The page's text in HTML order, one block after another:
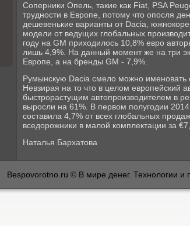
Соперники Опель, такие как Fiat, PSA
трудности в Европе, потому что опосля
дешевенькие варианты от Dacia,
модели от ведущих глобальных
году на GM приходилось 10,8% евро
лишь 4,9%. На данный момент же на три
Европе, а на бренды GM - 7,9%.
Румынскую Dacia смело можно
Невзирая на то что в целом европейский
быстрорастущим автопроизводителем в
выросли на 61%. В первом полугодии
составила 4,7% от всех глобальных
вседорожники в малой комплектации за
Наталья Бархатова
Bespovorotno.ru © В мире денег. Технологии и